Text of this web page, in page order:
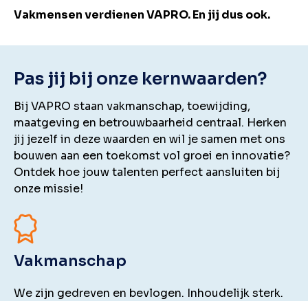
Vakmensen verdienen VAPRO. En jij dus ook.
Pas jij bij onze kernwaarden?
Bij VAPRO staan vakmanschap, toewijding,
maatgeving en betrouwbaarheid centraal. Herken
jij jezelf in deze waarden en wil je samen met ons
bouwen aan een toekomst vol groei en innovatie?
Ontdek hoe jouw talenten perfect aansluiten bij
onze missie!
Vakmanschap
We zijn gedreven en bevlogen. Inhoudelijk sterk.